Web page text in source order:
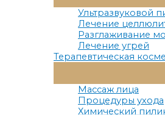
Ультразвуковой
Лечение
Разглаживание
Лечение угрей
Терапевтическая
Массаж лица
Процедуры ухода
Химический